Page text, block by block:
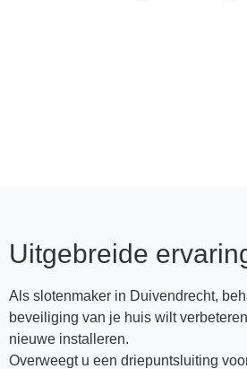
Uitgebreide
Als slotenmaker in Duivendrecht,
beveiliging van je huis wilt
nieuwe installeren.
Overweegt u een driepuntsluiting